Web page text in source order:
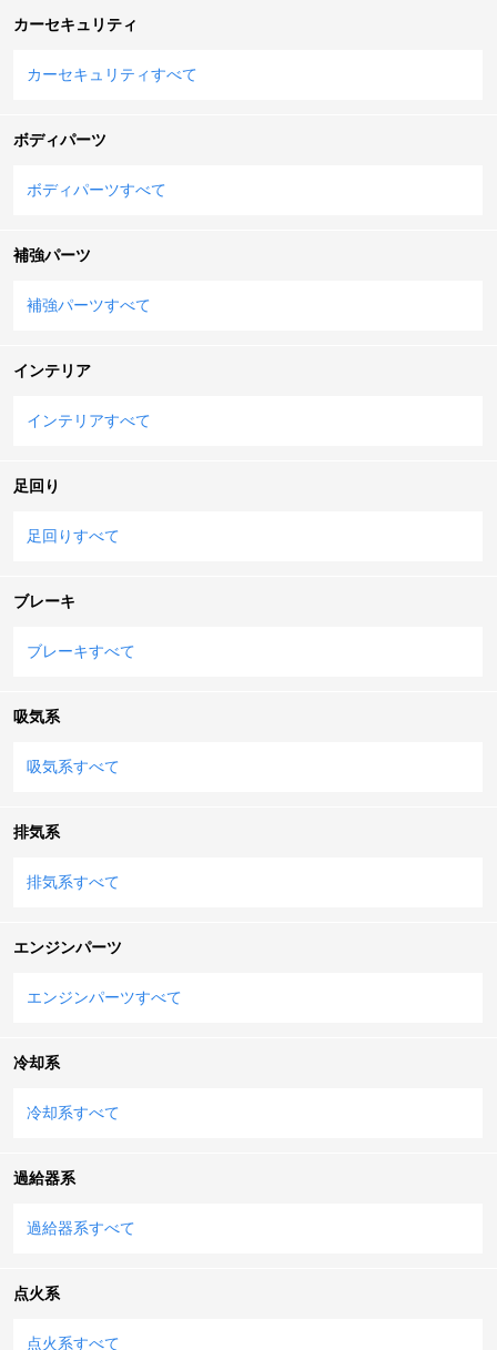
カーセキュリティ
カーセキュリティすべて
ボディパーツ
ボディパーツすべて
補強パーツ
補強パーツすべて
インテリア
インテリアすべて
足回り
足回りすべて
ブレーキ
ブレーキすべて
吸気系
吸気系すべて
排気系
排気系すべて
エンジンパーツ
エンジンパーツすべて
冷却系
冷却系すべて
過給器系
過給器系すべて
点火系
点火系すべて